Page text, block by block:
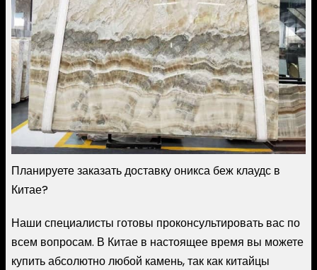
Планируете заказать доставку оникса беж клаудс в
Китае?
Наши специалисты готовы проконсультировать вас по
всем вопросам. В Китае в настоящее время вы можете
купить абсолютно любой камень, так как китайцы